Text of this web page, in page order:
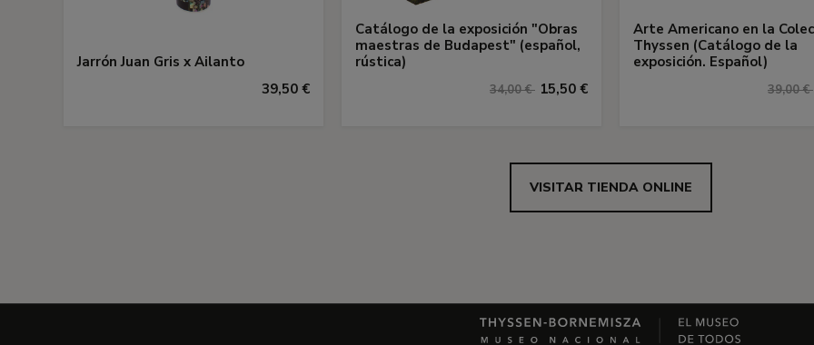
Jarrón Juan Gris x Ailanto
39,50 €
Catálogo de la exposición "Obras
maestras de Budapest" (español,
rústica)
34,00 € 15,50 €
Arte Americano en la
Thyssen (Catálogo de la
exposición. Español)
39,00 €
VISITAR TIENDA ONLINE